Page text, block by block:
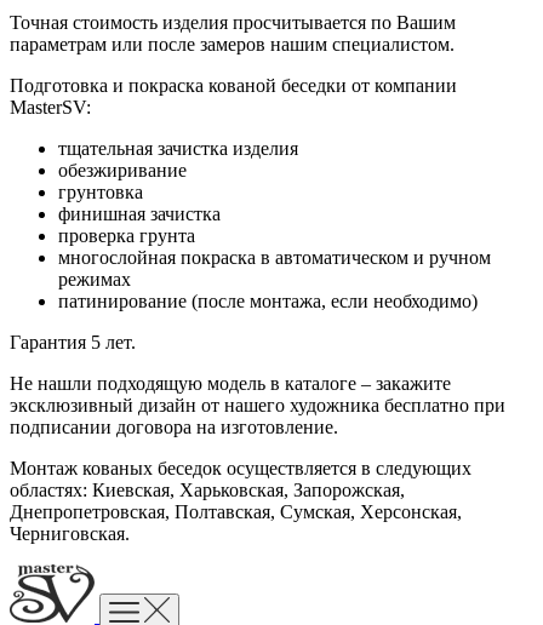
Точная стоимость изделия просчитывается по Вашим
параметрам или после замеров нашим специалистом.
Подготовка и покраска кованой беседки от компании
MasterSV:
тщательная зачистка изделия
обезжиривание
грунтовка
финишная зачистка
проверка грунта
многослойная покраска в автоматическом и ручном
режимах
патинирование (после монтажа, если необходимо)
Гарантия 5 лет.
Не нашли подходящую модель в каталоге – закажите
эксклюзивный дизайн от нашего художника бесплатно при
подписании договора на изготовление.
Монтаж кованых беседок осуществляется в следующих
областях: Киевская, Харьковская, Запорожская,
Днепропетровская, Полтавская, Сумская, Херсонская,
Черниговская.